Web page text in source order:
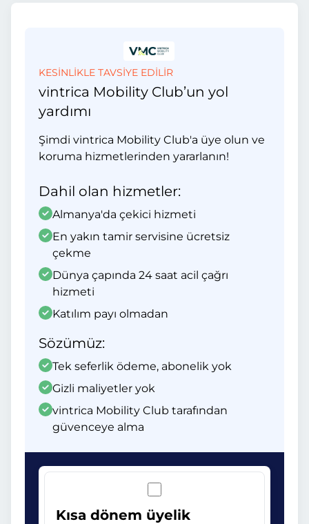
KESİNLİKLE TAVSİYE EDİLİR
vintrica Mobility Club’un yol
yardımı
Şimdi vintrica Mobility Club'a üye olun ve
koruma hizmetlerinden yararlanın!
Dahil olan hizmetler:
Almanya'da çekici hizmeti
En yakın tamir servisine ücretsiz
çekme
Dünya çapında 24 saat acil çağrı
hizmeti
Katılım payı olmadan
Sözümüz:
Tek seferlik ödeme, abonelik yok
Gizli maliyetler yok
vintrica Mobility Club tarafından
güvenceye alma
Kısa dönem üyelik